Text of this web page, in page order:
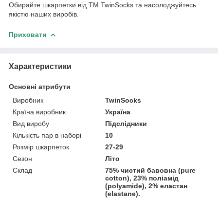
Обирайте шкарпетки від ТM TwinSocks та насолоджуйтесь
якістю наших виробів.
Приховати
Характеристики
Основні атрибути
Виробник
TwinSocks
Країна виробник
Україна
Вид виробу
Підслідники
Кількість пар в наборі
10
Розмір шкарпеток
27-29
Сезон
Літо
Склад
75% чистий бавовна (pure
cotton), 23% поліамід
(polyamide), 2% еластан
(elastane).